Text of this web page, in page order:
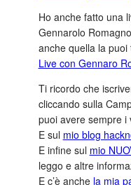
Ho anche fatto una
Gennarolo
anche quella la
Live con Gennaro
Ti ricordo che
cliccando sulla
puoi avere sempre i
E sul mio blog
E infine sul mio
leggo e altre
E c’è anche la mia